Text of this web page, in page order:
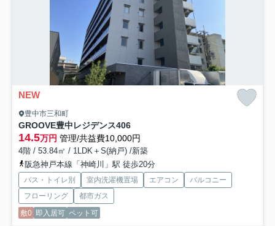
NEW
豊中市三和町
GROOVE豊中レジデンス406
14.5万円 管理/共益費10,000円
4階 / 53.84㎡ / 1LDK＋S(納戸) /新築
阪急神戸本線「神崎川」駅 徒歩20分
バス・トイレ別 室内洗濯機置場 エアコン
バルコニー
フローリング
都市ガス
敷0 即入居可 ペット可